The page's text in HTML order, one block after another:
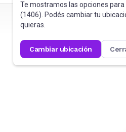
Te mostramos las opciones para
(1406). Podés cambiar tu
quieras.
cambiar ubicación
Frávega Deportes y fitness